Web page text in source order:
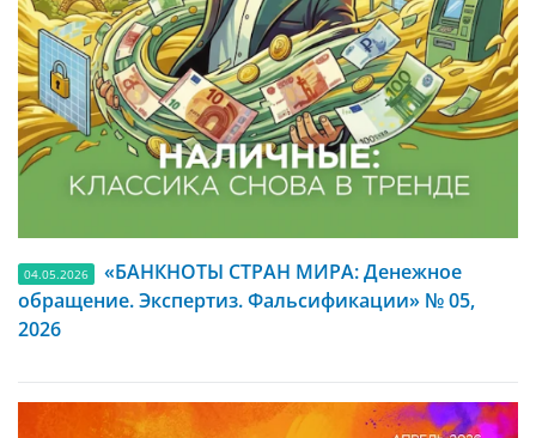
04.05.2026
«БАНКНОТЫ СТРАН МИРА: Денежное
обращение. Экспертиз. Фальсификации» № 05,
2026